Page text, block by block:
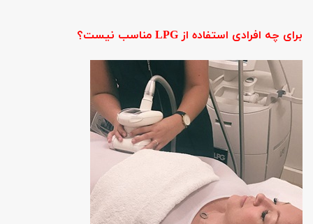
برای چه افرادی استفاده از LPG مناسب نیست؟